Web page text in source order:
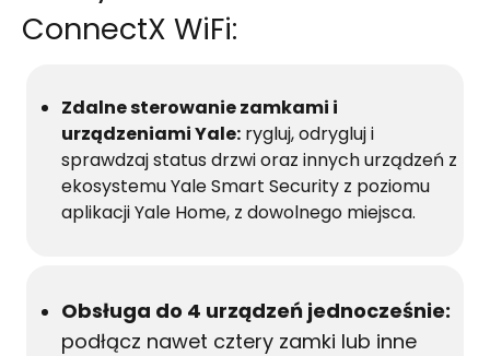
ConnectX WiFi:
Zdalne sterowanie zamkami i
urządzeniami Yale: rygluj, odrygluj i
sprawdzaj status drzwi oraz innych urządzeń z
ekosystemu Yale Smart Security z poziomu
aplikacji Yale Home, z dowolnego miejsca.
Obsługa do 4 urządzeń jednocześnie:
podłącz nawet cztery zamki lub inne